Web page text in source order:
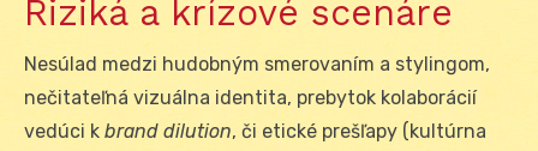
Riziká a krízové scenáre
Nesúlad medzi hudobným smerovaním a stylingom,
nečitateľná vizuálna identita, prebytok kolaborácií
vedúci k brand dilution, či etické prešľapy (kultúrna